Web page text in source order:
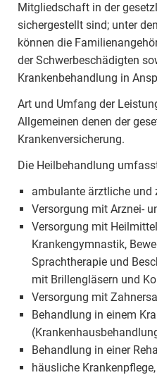
Mitgliedschaft in der
sichergestellt sind; unter
können die
der Schwerbeschädigten
Krankenbehandlung in
Art und Umfang der
Allgemeinen denen der
Krankenversicherung.
Die Heilbehandlung
ambulante ärztliche und
Versorgung mit Arznei-
Versorgung mit
Krankengymnastik,
Sprachtherapie und
mit Brillengläsern und
Versorgung mit
Behandlung in einem
Behandlung in einer
häusliche Krankenpflege,